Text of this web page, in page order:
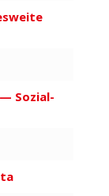
— Sozi­al­